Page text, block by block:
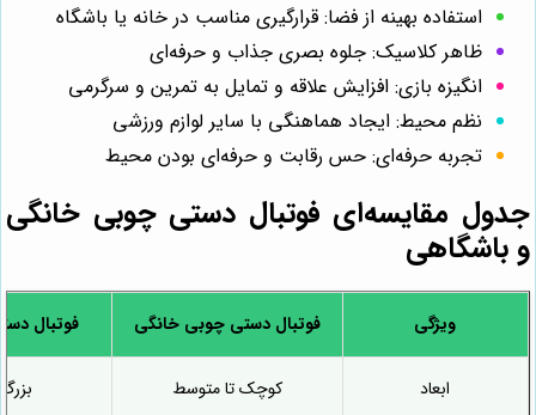
استفاده بهینه از فضا: قرارگیری مناسب در خانه یا باشگاه
ظاهر کلاسیک: جلوه بصری جذاب و حرفه‌ای
انگیزه بازی: افزایش علاقه و تمایل به تمرین و سرگرمی
نظم محیط: ایجاد هماهنگی با سایر لوازم ورزشی
تجربه حرفه‌ای: حس رقابت و حرفه‌ای بودن محیط
جدول مقایسه‌ای فوتبال دستی چوبی خانگی
و باشگاهی
ویژگی فوتبال دستی چوبی خانگی فوتبال
ابعاد کوچک تا متوسط